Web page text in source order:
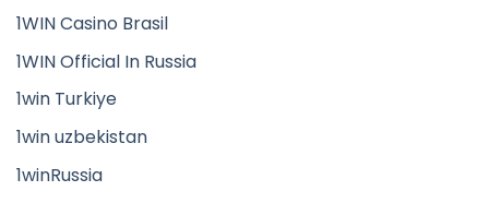
1WIN Casino Brasil
1WIN Official In Russia
1win Turkiye
1win uzbekistan
1winRussia